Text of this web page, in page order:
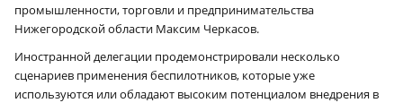
промышленности, торговли и предпринимательства
Нижегородской области Максим Черкасов.
Иностранной делегации продемонстрировали несколько
сценариев применения беспилотников, которые уже
используются или обладают высоким потенциалом внедрения в